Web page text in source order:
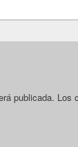
publicada. Los